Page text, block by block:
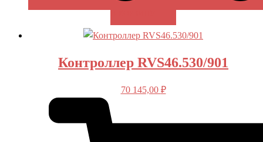
Контроллер RVS46.530/901
70 145,00 ₽